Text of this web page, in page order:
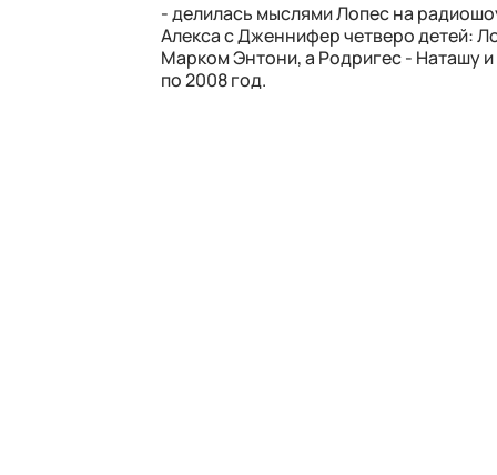
- делилась мыслями Лопес на
Алекса с Дженнифер четверо детей:
Марком Энтони, а Родригес - Наташу
по 2008 год.